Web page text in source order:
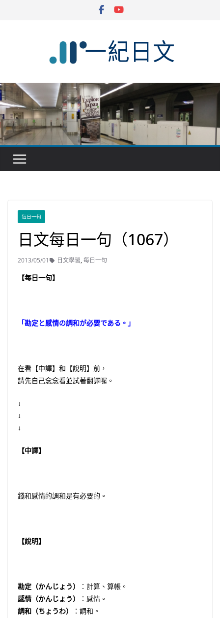
每日一句
日文每日一句（1067）
2013/05/01 日文學習,每日一句
【每日一句】
「勘定と感情の調和が必要である。」
在看【中譯】和【說明】前，
請先自己念念看並試著翻譯喔。
↓
↓
↓
【中譯】
錢和感情的調和是有必要的。
【說明】
勘定（かんじょう）
：計算、算帳。
感情（かんじょう）
：感情。
調和（ちょうわ）
：調和。